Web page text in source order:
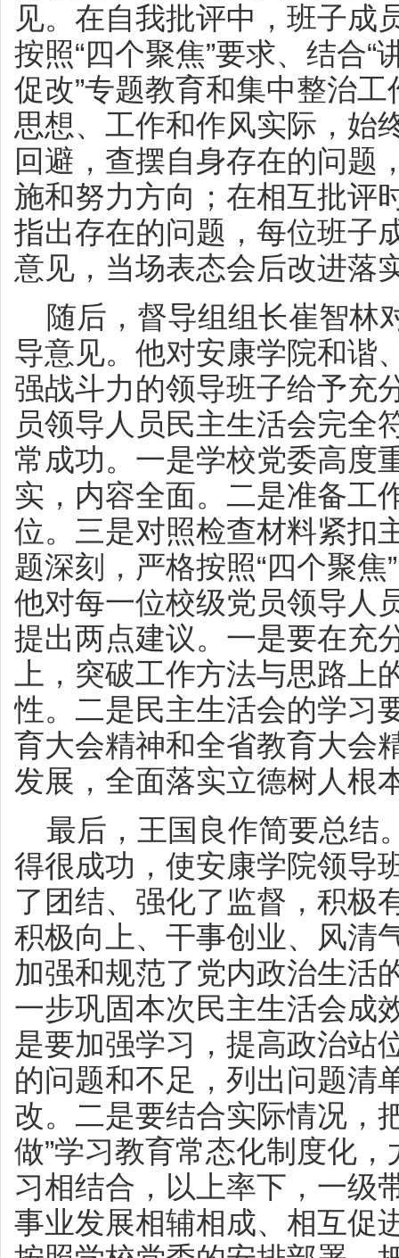
见。在自我批评中，班子成
按照“四个聚焦”要求、结合“
促改”专题教育和集中整治
思想、工作和作风实际，始
回避，查摆自身存在的问题
施和努力方向；在相互批评
指出存在的问题，每位班子
意见，当场表态会后改进落
随后，督导组组长崔智林
导意见。他对安康学院和谐
强战斗力的领导班子给予充
员领导人员民主生活会完全
常成功。一是学校党委高度
实，内容全面。二是准备工
位。三是对照检查材料紧扣
题深刻，严格按照“四个聚
他对每一位校级党员领导人
提出两点建议。一是要在充
上，突破工作方法与思路
性。二是民主生活会的学习
育大会精神和全省教育大会
发展，全面落实立德树人根
最后，王国良作简要总结
得很成功，使安康学院领导
了团结、强化了监督，积极
积极向上、干事创业、风清
加强和规范了党内政治生活
一步巩固本次民主生活会成
是要加强学习，提高政治站
的问题和不足，列出问题清
改。二是要结合实际情况，
做”学习教育常态化制度化
习相结合，以上率下，一级
事业发展相辅相成、相互促